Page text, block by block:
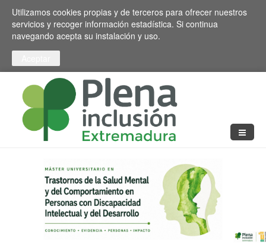
Pasar al contenido principal
Toggle high contrast
Utilizamos cookies propias y de terceros para ofrecer nuestros
servicios y recoger información estadística. Si continua
navegando acepta su instalación y uso.